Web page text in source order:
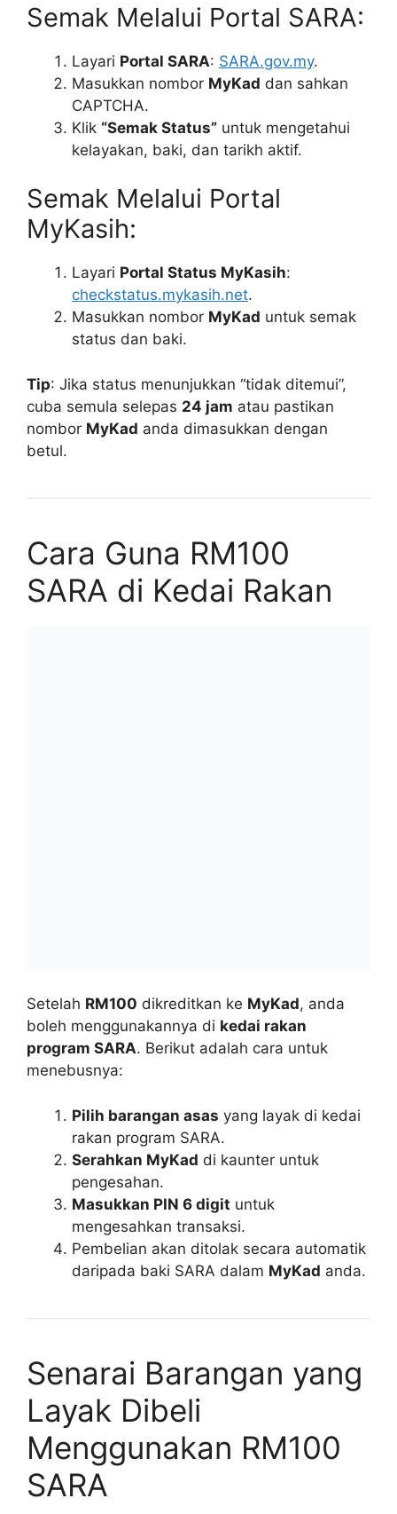
Semak Melalui Portal SARA:
Layari Portal SARA: SARA.gov.my.
Masukkan nombor MyKad dan sahkan
CAPTCHA.
Klik “Semak Status” untuk mengetahui
kelayakan, baki, dan tarikh aktif.
Semak Melalui Portal
MyKasih:
Layari Portal Status MyKasih:
checkstatus.mykasih.net.
Masukkan nombor MyKad untuk semak
status dan baki.
Tip: Jika status menunjukkan “tidak ditemui”,
cuba semula selepas 24 jam atau pastikan
nombor MyKad anda dimasukkan dengan
betul.
Cara Guna RM100
SARA di Kedai Rakan
Setelah RM100 dikreditkan ke MyKad, anda
boleh menggunakannya di kedai rakan
program SARA. Berikut adalah cara untuk
menebusnya:
Pilih barangan asas yang layak di kedai
rakan program SARA.
Serahkan MyKad di kaunter untuk
pengesahan.
Masukkan PIN 6 digit untuk
mengesahkan transaksi.
Pembelian akan ditolak secara automatik
daripada baki SARA dalam MyKad anda.
Senarai Barangan yang
Layak Dibeli
Menggunakan RM100
SARA